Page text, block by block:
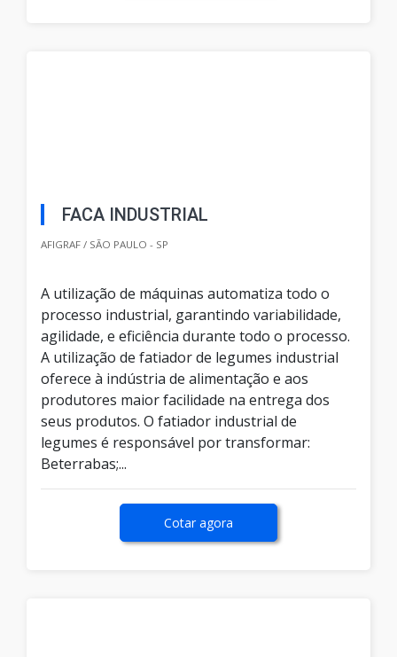
FACA INDUSTRIAL
AFIGRAF / SÃO PAULO - SP
A utilização de máquinas automatiza todo o
processo industrial, garantindo variabilidade,
agilidade, e eficiência durante todo o processo.
A utilização de fatiador de legumes industrial
oferece à indústria de alimentação e aos
produtores maior facilidade na entrega dos
seus produtos. O fatiador industrial de
legumes é responsável por transformar:
Beterrabas;...
Cotar agora